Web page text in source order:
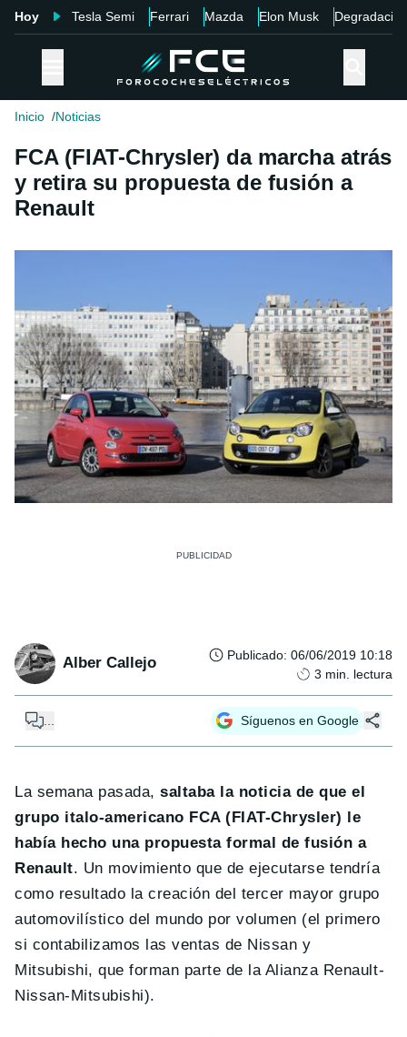
Hoy Tesla Semi Ferrari Mazda Elon Musk Degradación
Inicio Noticias
FCA (FIAT-Chrysler) da marcha atrás
y retira su propuesta de fusión a
Renault
Alber Callejo Publicado: 06/06/2019 10:18
3 min. lectura
Síguenos en Google
La semana pasada,saltaba la noticia de que el
grupo italo-americano FCA (FIAT-Chrysler) le
había hecho una propuesta formal de fusión a
Renault. Un movimiento que de ejecutarse tendría
como resultado la creación del tercer mayor grupo
automovilístico del mundo por volumen (el primero
si contabilizamos las ventas de Nissan y
Mitsubishi, que forman parte de la Alianza Renault-
Nissan-Mitsubishi).